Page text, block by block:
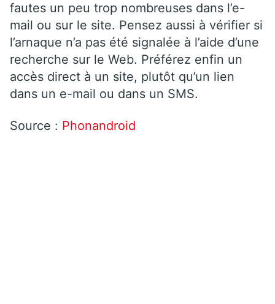
fautes un peu trop nombreuses dans l’e-
mail ou sur le site. Pensez aussi à vérifier si
l’arnaque n’a pas été signalée à l’aide d’une
recherche sur le Web. Préférez enfin un
accès direct à un site, plutôt qu’un lien
dans un e-mail ou dans un SMS.
Source : Phonandroid